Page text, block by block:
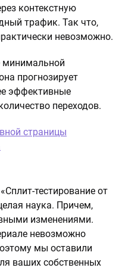
контекстную
трафик. Так что,
невозможно.
минимальной
прогнозирует
эффективные
переходов.
страницы
тестирование от
наука. Причем,
изменениями.
невозможно
мы оставили
ваших собственных